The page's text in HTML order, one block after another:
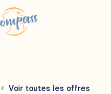
Voir toutes les offres